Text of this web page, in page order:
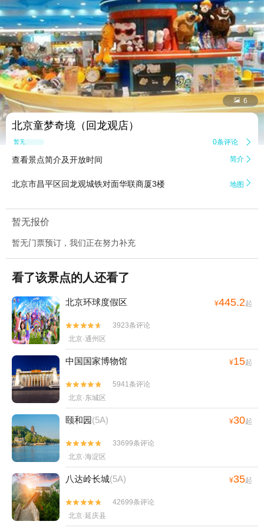
 6
北京童梦奇境（回龙观店）
暂无点评 0条评论 
查看景点简介及开放时间 简介 
北京市昌平区回龙观城铁对面华联商厦3楼 地图 
暂无报价
暂无门票预订，我们正在努力补充
看了该景点的人还看了
北京环球度假区 ¥445.2起


3923条评论
北京·通州区
中国国家博物馆 ¥15起


5941条评论
北京·东城区
颐和园(5A) ¥30起


33699条评论
北京·海淀区
八达岭长城(5A) ¥35起


42699条评论
北京·延庆县
